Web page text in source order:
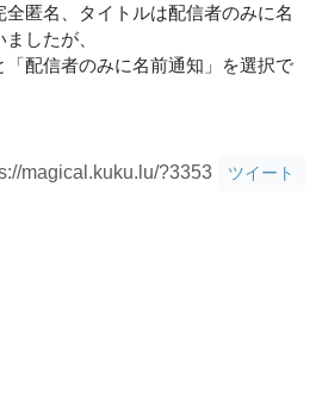
匿名、タイトルは配信者のみに名
したが、
配信者のみに名前通知」を選択で
magical.kuku.lu/?3353 ツイート